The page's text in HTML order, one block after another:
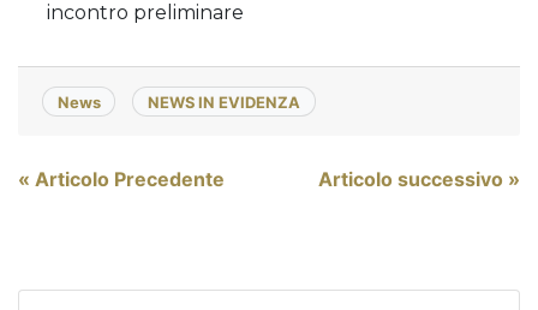
incontro preliminare
News NEWS IN EVIDENZA
Navigazione
« Articolo Precedente Articolo successivo »